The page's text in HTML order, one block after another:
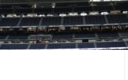
Madridit dhe
urgjentisht në spital pas
mungon në ndeshjet